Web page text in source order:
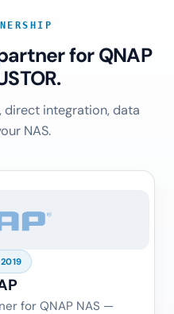
for QNAP
direct integration, data
NAS.
for QNAP NAS —